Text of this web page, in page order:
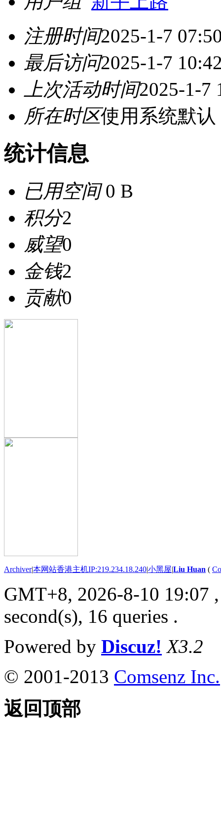
注册时间2025-1-7
最后访问2025-1-7
上次活动时间2025-1-7
所在时区使用系统默认
统计信息
已用空间0 B
积分2
威望0
金钱2
贡献0
Archiver|本网站香港主机IP:219.234.18.240|小黑屋|Liu Huan (
GMT+8, 2026-8-10 19:07
second(s), 16 queries .
Powered by Discuz! X3.2
© 2001-2013 Comsenz Inc.
返回顶部